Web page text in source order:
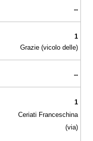
--
1
Grazie (vicolo delle)
--
1
Ceriati Franceschina
(via)